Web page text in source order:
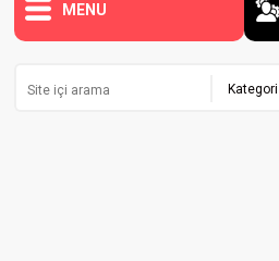
MENU